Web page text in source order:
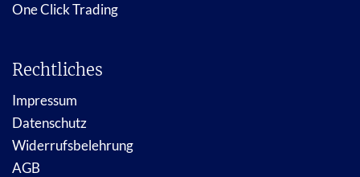
One Click Trading
Rechtliches
Impressum
Datenschutz
Widerrufsbelehrung
AGB